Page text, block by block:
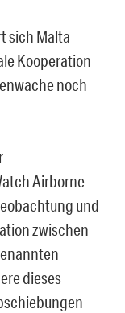
sich Malta
Kooperation
noch
Airborne
und
zwischen
dieses